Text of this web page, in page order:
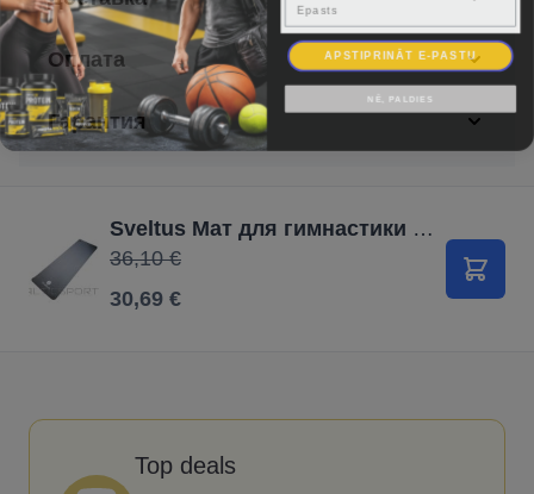
Оплата
Гарантия
Sveltus Мат для гимнастики 180x60 cm grey
36,10 €
30,69 €
В
Top deals
APSTIPRINĀT E-PASTU